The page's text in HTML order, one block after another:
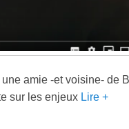
amie -et voisine- de
sur les enjeux Lire +